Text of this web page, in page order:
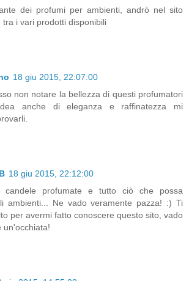
dei profumi per ambienti, andrò nel sito
tra i vari prodotti disponibili
18 giu 2015, 22:07:00
non notare la bellezza di questi profumatori
anche di eleganza e raffinatezza mi
18 giu 2015, 22:12:00
profumate e tutto ciò che possa
ambienti... Ne vado veramente pazza! :) Ti
per avermi fatto conoscere questo sito, vado
un'occhiata!